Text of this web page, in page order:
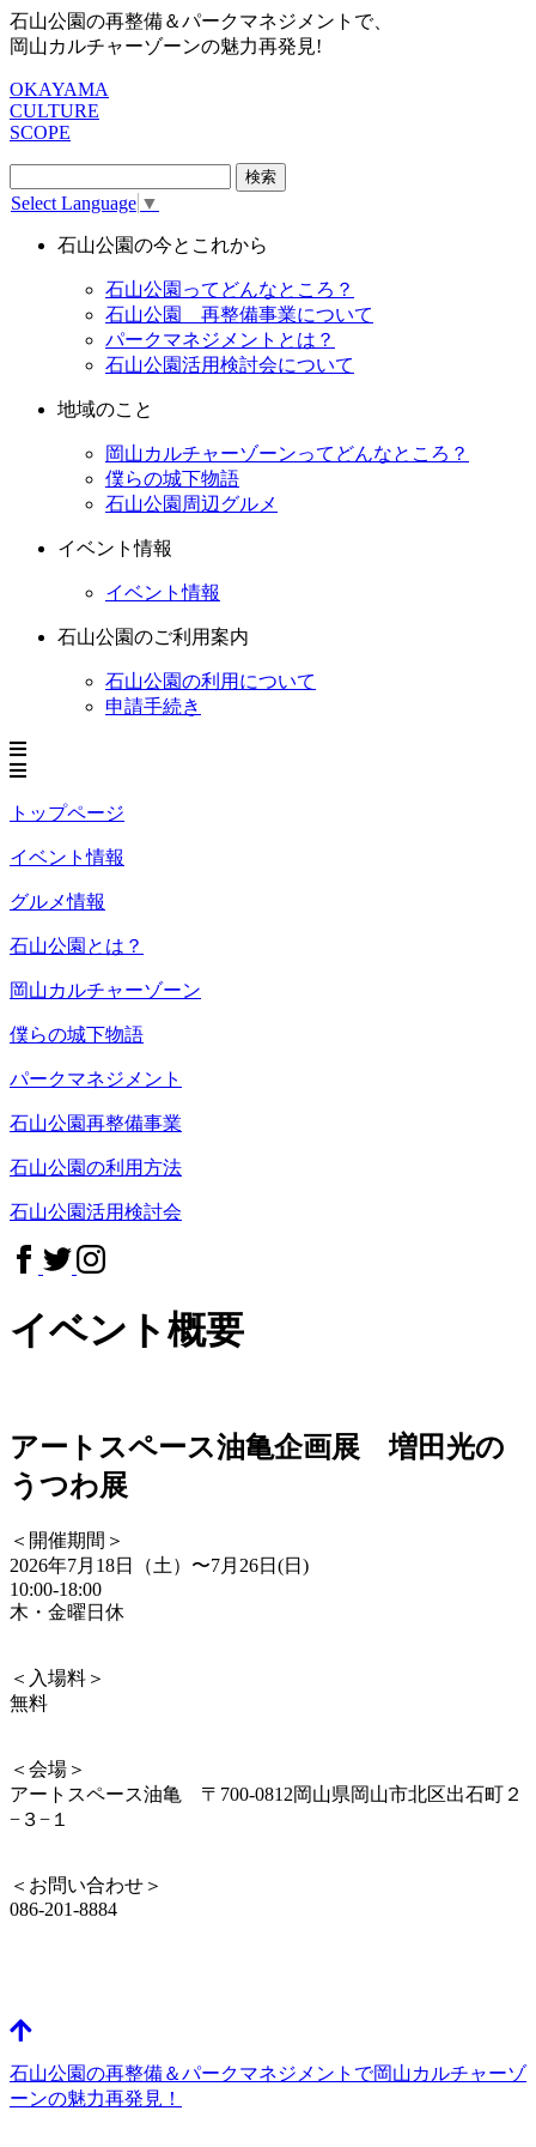
石山公園の再整備＆パークマネジメントで、
岡山カルチャーゾーンの魅力再発見!
OKAYAMA
CULTURE
SCOPE
索:
Select Language ▼
石山公園の今とこれから
石山公園ってどんなところ？
石山公園 再整備事業について
パークマネジメントとは？
石山公園活用検討会について
地域のこと
岡山カルチャーゾーンってどんなところ？
僕らの城下物語
石山公園周辺グルメ
イベント情報
イベント情報
石山公園のご利用案内
石山公園の利用について
申請手続き
トップページ
イベント情報
グルメ情報
石山公園とは？
岡山カルチャーゾーン
僕らの城下物語
パークマネジメント
石山公園再整備事業
石山公園の利用方法
石山公園活用検討会
イベント概要
アートスペース油亀企画展 増田光の
うつわ展
＜開催期間＞
2026年7月18日（土）〜7月26日(日)
10:00-18:00
木・金曜日休
＜入場料＞
無料
＜会場＞
アートスペース油亀 〒700-0812岡山県岡山市北区出石町２
−３−１
＜お問い合わせ＞
086-201-8884
石山公園の再整備＆パークマネジメントで岡山カルチャーゾ
ーンの魅力再発見！